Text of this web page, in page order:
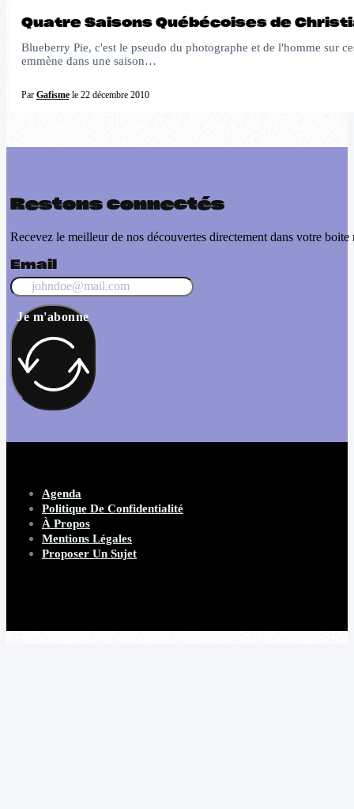
Quatre Saisons Québécoises de
Blueberry Pie, c'est le pseudo du photographe et de l'homme sur
emmène dans une saison…
Par Gafismele 22 décembre 2010
Restons connectés
Recevez le meilleur de nos découvertes directement dans votre boite
Email
Je m'abonne
Agenda
Politique De Confidentialité
À Propos
Mentions Légales
Proposer Un Sujet